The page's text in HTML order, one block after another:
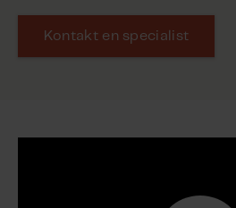
Kontakt en specialist